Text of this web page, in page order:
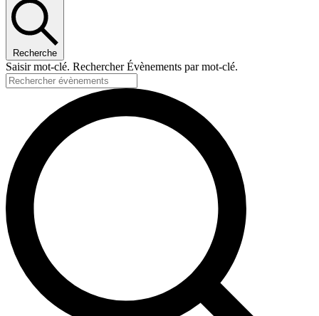
Recherche
Saisir mot-clé. Rechercher Évènements par mot-clé.